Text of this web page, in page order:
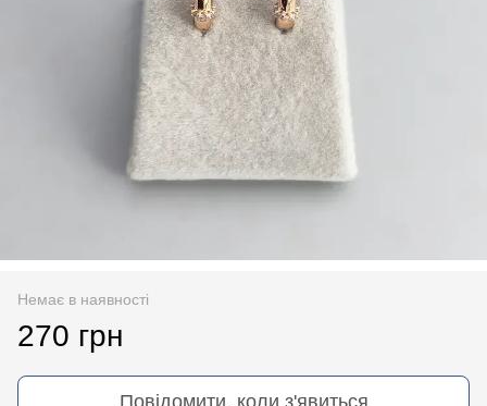
Немає в наявності
270 грн
Повідомити, коли з'явиться